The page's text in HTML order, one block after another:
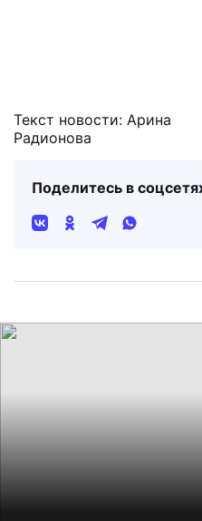
Текст новости: Арина
Радионова
Поделитесь в